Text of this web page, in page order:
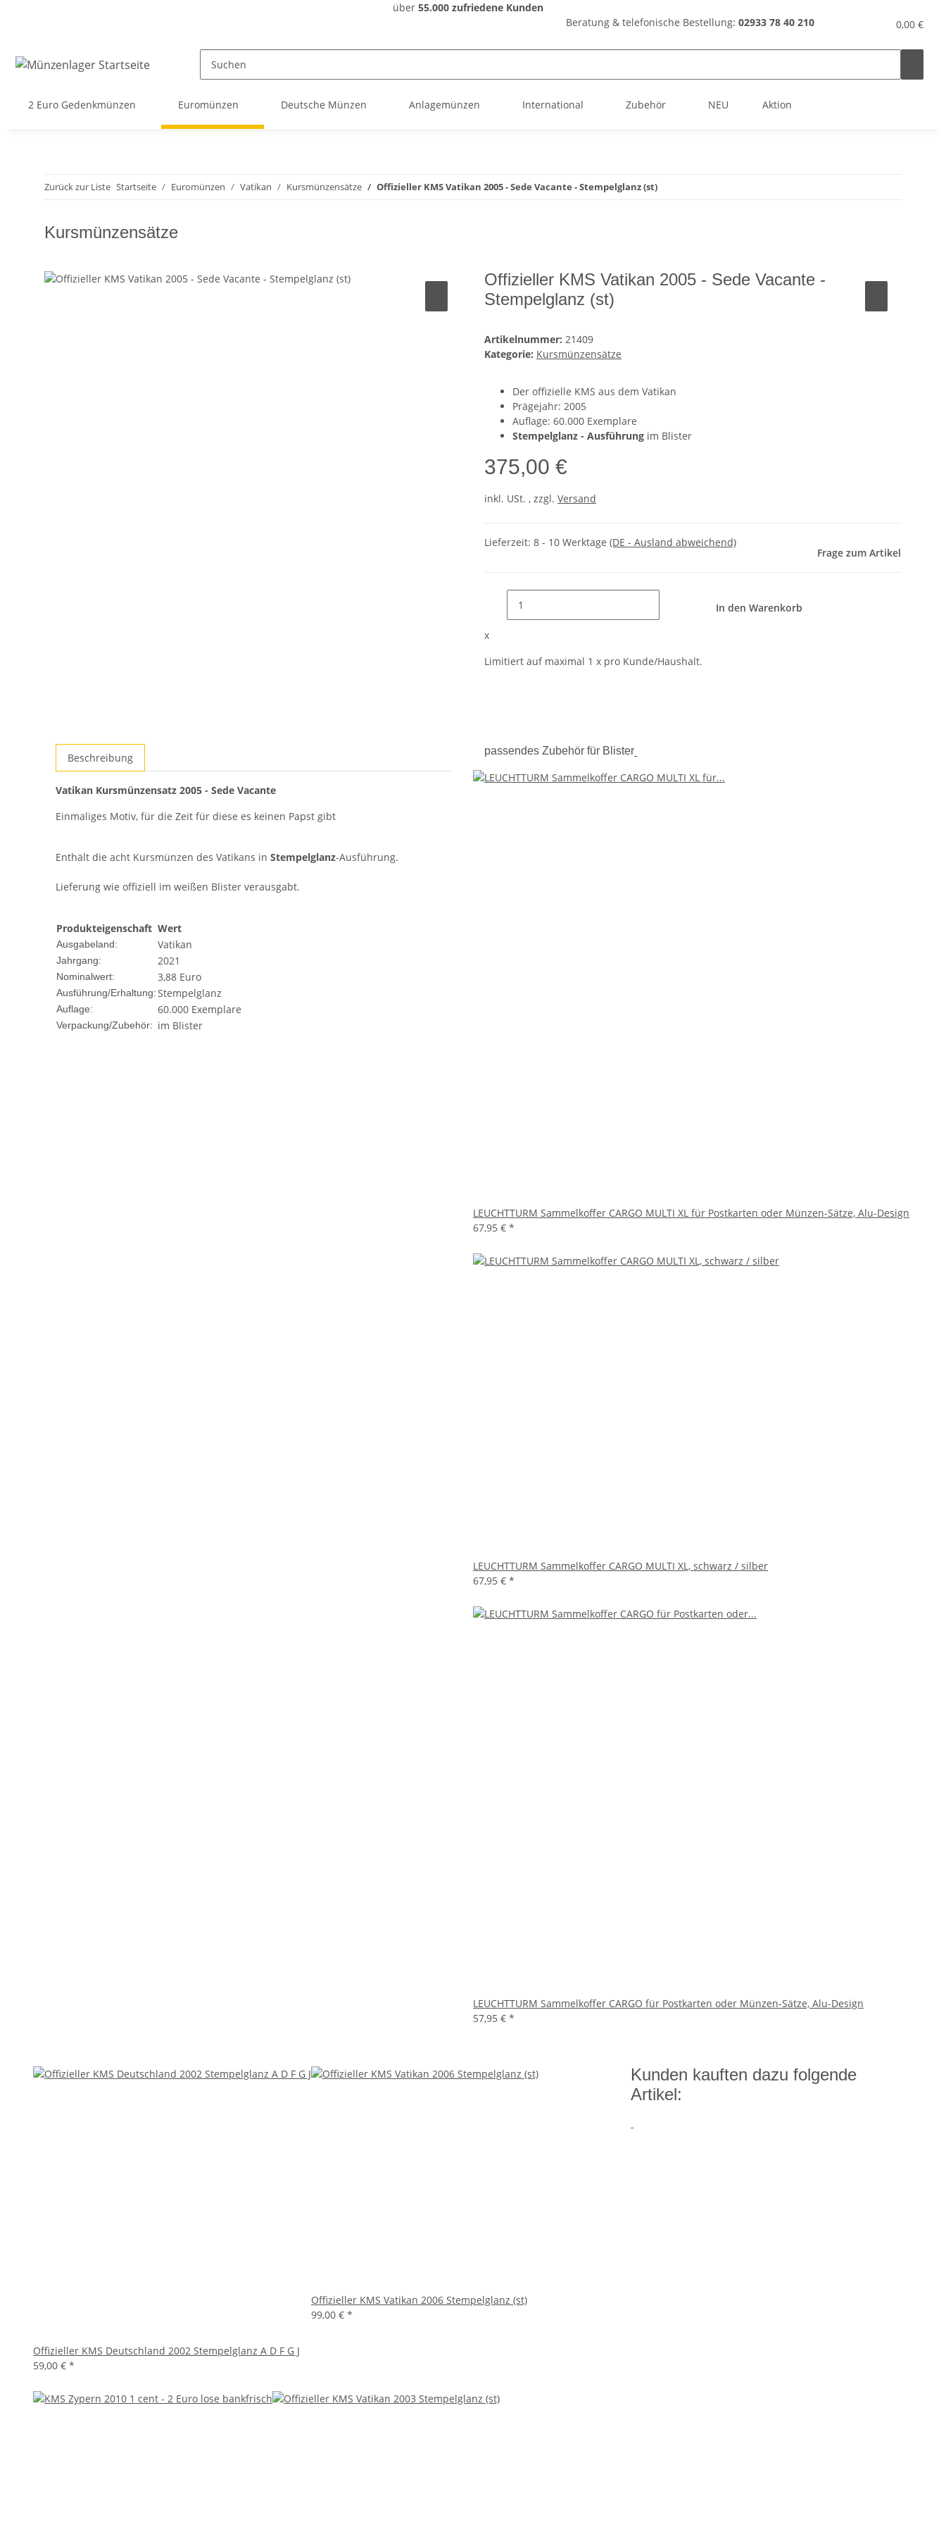
über 55.000 zufriedene Kunden
Beratung & telefonische Bestellung: 02933 78 40 210 0,00 €
2 Euro Gedenkmünzen Euromünzen Deutsche Münzen Anlagemünzen International Zubehör NEU Aktion
Zurück zur Liste Startseite Euromünzen Vatikan Kursmünzensätze Offizieller KMS Vatikan 2005 - Sede Vacante - Stempelglanz (st)
Kursmünzensätze
Offizieller KMS Vatikan 2005 - Sede Vacante -
Stempelglanz (st)
Artikelnummer: 21409
Kategorie: Kursmünzensätze
Der offizielle KMS aus dem Vatikan
Prägejahr: 2005
Auflage: 60.000 Exemplare
Stempelglanz - Ausführung im Blister
375,00 €
inkl. USt. , zzgl. Versand
Lieferzeit: 8 - 10 Werktage (DE - Ausland abweichend)
Frage zum Artikel
In den Warenkorb
x
Limitiert auf maximal 1 x pro Kunde/Haushalt.
Beschreibung
Vatikan Kursmünzensatz 2005 - Sede Vacante
Einmaliges Motiv, für die Zeit für diese es keinen Papst gibt
Enthält die acht Kursmünzen des Vatikans in Stempelglanz-Ausführung.
Lieferung wie offiziell im weißen Blister verausgabt.
Produkteigenschaft Wert
Ausgabeland: Vatikan
Jahrgang: 2021
Nominalwert: 3,88 Euro
Ausführung/Erhaltung:Stempelglanz
Auflage: 60.000 Exemplare
Verpackung/Zubehör: im Blister
passendes Zubehör für Blister
LEUCHTTURM Sammelkoffer CARGO MULTI XL für Postkarten oder Münzen-Sätze, Alu-Design
67,95 € *
LEUCHTTURM Sammelkoffer CARGO MULTI XL, schwarz / silber
67,95 € *
LEUCHTTURM Sammelkoffer CARGO für Postkarten oder Münzen-Sätze, Alu-Design
57,95 € *
Offizieller KMS Deutschland 2002 Stempelglanz A D F G J
59,00 € *
Offizieller KMS Vatikan 2006 Stempelglanz (st)
99,00 € *
Kunden kauften dazu folgende
Artikel: